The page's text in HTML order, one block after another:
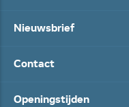
Nieuwsbrief
Contact
Openingstijden